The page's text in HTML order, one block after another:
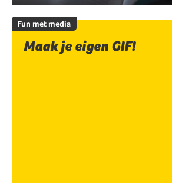
Fun met media
Maak je eigen GIF!